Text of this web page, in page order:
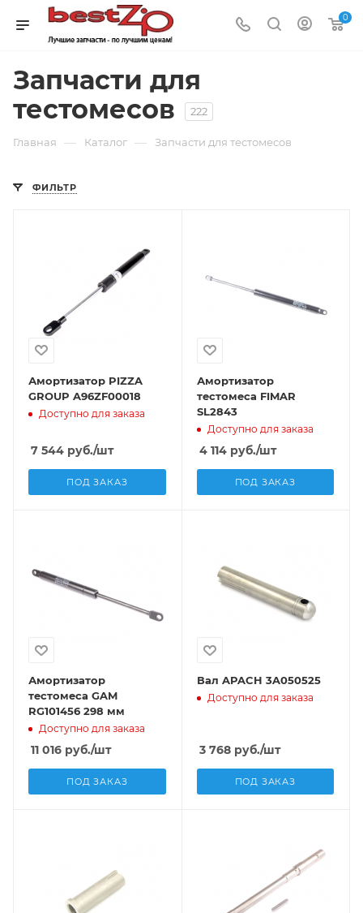
0
Запчасти для
тестомесов
222
Главная — Каталог — Запчасти для тестомесов
ФИЛЬТР
Амортизатор PIZZA
GROUP A96ZF00018
Доступно для заказа
7 544 руб./шт
ПОД ЗАКАЗ
Амортизатор
тестомеса FIMAR
SL2843
Доступно для заказа
4 114руб./шт
ПОД ЗАКАЗ
Амортизатор
тестомеса GAM
RG101456 298 мм
Доступно для заказа
11 016 руб./шт
ПОД ЗАКАЗ
Вал APACH 3A050525
Доступно для заказа
3 768руб./шт
ПОД ЗАКАЗ